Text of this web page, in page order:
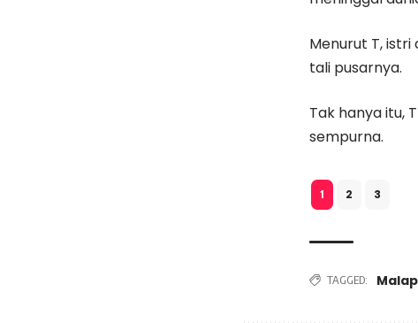
Menurut T,
tali pusarnya.
Tak hanya itu,
sempurna.
1 2 3
TAGGED: